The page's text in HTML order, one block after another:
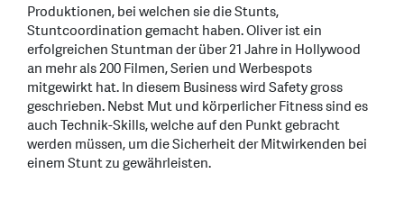
Produktionen, bei welchen sie die Stunts,
Stuntcoordination gemacht haben. Oliver ist ein
erfolgreichen Stuntman der über 21 Jahre in Hollywood
an mehr als 200 Filmen, Serien und Werbespots
mitgewirkt hat. In diesem Business wird Safety gross
geschrieben. Nebst Mut und körperlicher Fitness sind es
auch Technik-Skills, welche auf den Punkt gebracht
werden müssen, um die Sicherheit der Mitwirkenden bei
einem Stunt zu gewährleisten.